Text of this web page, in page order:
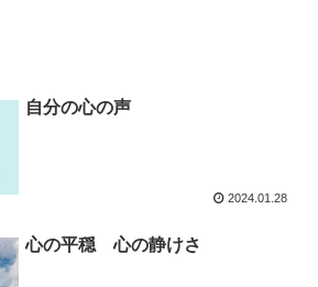
自分の心の声
2024.01.28
心の平穏 心の静けさ